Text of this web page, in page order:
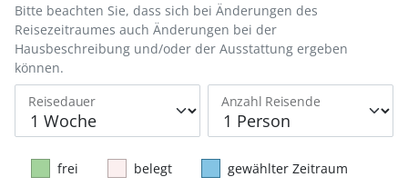
Reisedauer Anzahl Reisende
Bitte beachten Sie, dass sich bei Änderungen des
Reisezeitraumes auch Änderungen bei der
Hausbeschreibung und/oder der Ausstattung ergeben
können.
frei belegt gewählter Zeitraum